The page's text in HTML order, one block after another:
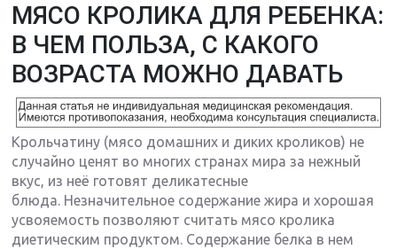
МЯСО КРОЛИКА ДЛЯ РЕБЕНКА:
В ЧЕМ ПОЛЬЗА, С КАКОГО
ВОЗРАСТА МОЖНО ДАВАТЬ
Крольчатину (мясо домашних и диких кроликов) не
случайно ценят во многих странах мира за нежный
вкус, из неё готовят деликатесные
блюда. Незначительное содержание жира и хорошая
усвояемость позволяют считать мясо кролика
диетическим продуктом. Содержание белка в нем